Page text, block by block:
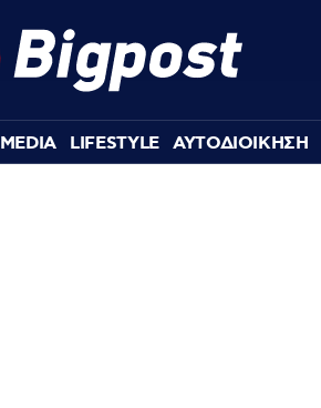
MEDIA LIFESTYLE ΑΥΤΟΔΙΟΙΚΗΣΗ